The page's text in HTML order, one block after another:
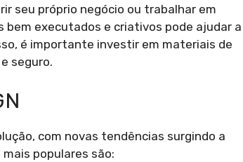
seu próprio negócio ou trabalhar em
bem executados e criativos pode ajudar a
é importante investir em materiais de
seguro.
com novas tendências surgindo a
populares são: